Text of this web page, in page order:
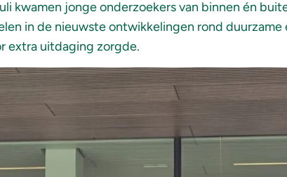
kwamen jongeonderzoekersvan binnen én
in de nieuwsteontwikkelingen rond duurzame
extra uitdaging zorgde.